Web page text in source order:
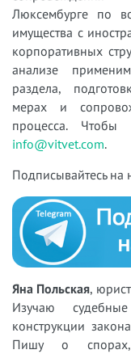
Люксембурге по
имущества с
корпоративных
анализе
раздела,
мерах и
процесса. Чтобы
info@vitvet.com.
Подписывайтесь на
Яна Польская,
Изучаю
конструкции
Пишу о спорах,